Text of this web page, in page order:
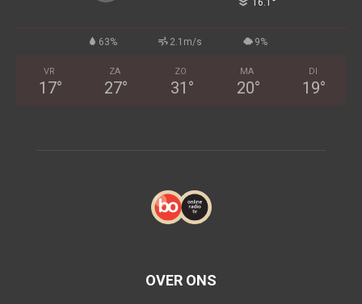
16.1
63% 2.1m/s 9%
VR
17°
ZA
27°
ZO
31 °
MA
20°
DI
19°
OVER ONS